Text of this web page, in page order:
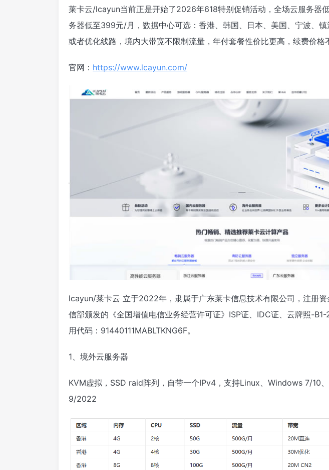
莱卡云/lcayun当前正是开始了2026年618特别促销活动，全场云服务器
务器低至399元/月，数据中心可选：香港、韩国、日本、美国、宁波、
或者优化线路，境内大带宽不限制流量，年付套餐性价比更高，续费价格
官网： https://www.lcayun.com/
lcayun/莱卡云 立于2022年，隶属于广东莱卡信息技术有限公司，注册
信部颁发的《全国增值电信业务经营许可证》ISP证、IDC证、云牌照-
用代码：91440111MABLTKNG6F。
1、境外云服务器
KVM虚拟，SSD raid阵列，自带一个IPv4，支持Linux、Windows 7/10
9/2022